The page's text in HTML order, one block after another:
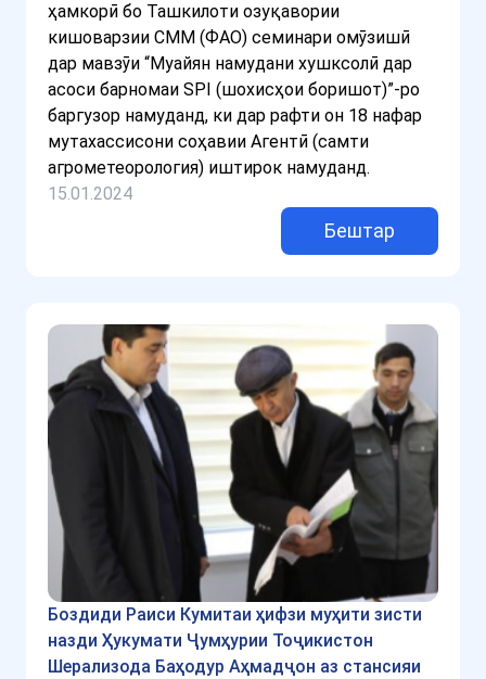
ҳамкорӣ бо Ташкилоти озуқавории
кишоварзии СММ (ФАО) семинари омӯзишӣ
дар мавзӯи “Муайян намудани хушксолӣ дар
асоси барномаи SPI (шохисҳои боришот)”-ро
баргузор намуданд, ки дар рафти он 18 нафар
мутахассисони соҳавии Агентӣ (самти
агрометеорология) иштирок намуданд.
15.01.2024
Бештар
Боздиди Раиси Кумитаи ҳифзи муҳити зисти
назди Ҳукумати Ҷумҳурии Тоҷикистон
Шерализода Баҳодур Аҳмадҷон аз стансияи